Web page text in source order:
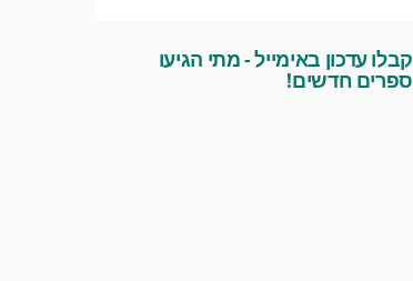
קבלו עדכון באימייל - מתי הגיעו
ספרים חדשים!